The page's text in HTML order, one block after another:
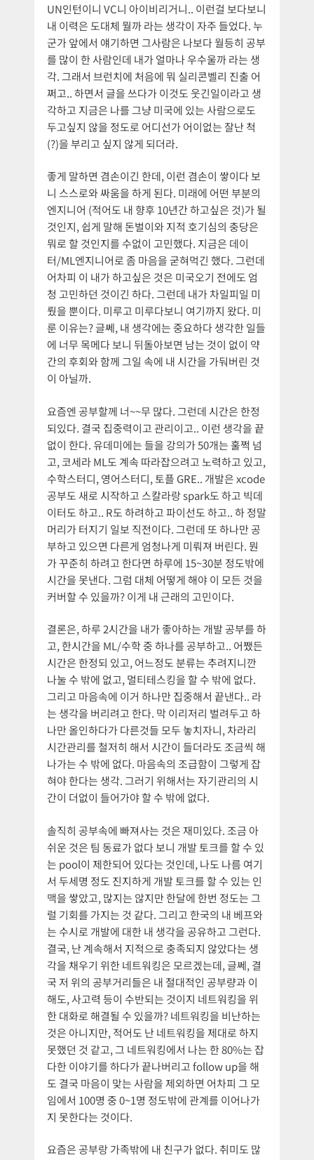
UN인턴이니 VC니 아이비리거니.. 이런걸 보다보니
내 이력은 도대체 뭘까 라는 생각이 자주 들었다. 누
군가 앞에서 얘기하면 그사람은 나보다 월등히 공부
를 많이 한 사람인데 내가 얼마나 우수울까 라는 생
각. 그래서 브런치에 처음에 뭐 실리콘벨리 진출 어
쩌고.. 하면서 글을 쓰다가 이것도 웃긴일이라고 생
각하고 지금은 나를 그냥 미국에 있는 사람으로도
두고싶지 않을 정도로 어디선가 어이없는 잘난 척
(?)을 부리고 싶지 않게 되더라.
좋게 말하면 겸손이긴 한데, 이런 겸손이 쌓이다 보
니 스스로와 싸움을 하게 된다. 미래에 어떤 부분의
엔지니어 (적어도 내 향후 10년간 하고싶은 것)가 될
것인지, 쉽게 말해 돈벌이와 지적 호기심의 충당은
뭐로 할 것인지를 수없이 고민했다. 지금은 데이
터/ML엔지니어로 좀 마음을 굳혀먹긴 했다. 그런데
어차피 이 내가 하고싶은 것은 미국오기 전에도 엄
청 고민하던 것이긴 하다. 그런데 내가 차일피일 미
뤘을 뿐이다. 미루고 미루다보니 여기까지 왔다. 미
룬 이유는? 글쎄, 내 생각에는 중요하다 생각한 일들
에 너무 목메다 보니 뒤돌아보면 남는 것이 없이 약
간의 후회와 함께 그일 속에 내 시간을 가둬버린 것
이 아닐까.
요즘엔 공부할께 너~~무 많다. 그런데 시간은 한정
되있다. 결국 집중력이고 관리이고.. 이런 생각을 끝
없이 한다. 유데미에는 들을 강의가 50개는 훌쩍 넘
고, 코세라 ML도 계속 따라잡으려고 노력하고 있고,
수학스터디, 영어스터디, 토플 GRE.. 개발은 xcode
공부도 새로 시작하고 스칼라랑 spark도 하고 빅데
이터도 하고.. R도 하려하고 파이선도 하고.. 하 정말
머리가 터지기 일보 직전이다. 그런데 또 하나만 공
부하고 있으면 다른게 엄청나게 미뤄져 버린다. 뭔
가 꾸준히 하려고 한다면 하루에 15~30분 정도밖에
시간을 못낸다. 그럼 대체 어떻게 해야 이 모든 것을
커버할 수 있을까? 이게 내 근래의 고민이다.
결론은, 하루 2시간을 내가 좋아하는 개발 공부를 하
고, 한시간을 ML/수학 중 하나를 공부하고.. 어쨌든
시간은 한정되 있고, 어느정도 분류는 추려지니깐
나눌 수 밖에 없고, 멀티테스킹을 할 수 밖에 없다.
그리고 마음속에 이거 하나만 집중해서 끝낸다.. 라
는 생각을 버리려고 한다. 막 이리저리 벌려두고 하
나만 올인하다가 다른것들 모두 놓치자니, 차라리
시간관리를 철저히 해서 시간이 들더라도 조금씩 해
나가는 수 밖에 없다. 마음속의 조급함이 그렇게 잡
혀야 한다는 생각. 그러기 위해서는 자기관리의 시
간이 더없이 들어가야 할 수 밖에 없다.
솔직히 공부속에 빠져사는 것은 재미있다. 조금 아
쉬운 것은 팀 동료가 없다 보니 개발 토크를 할 수 있
는 pool이 제한되어 있다는 것인데, 나도 나름 여기
서 두세명 정도 진지하게 개발 토크를 할 수 있는 인
맥을 쌓았고, 많지는 않지만 한달에 한번 정도는 그
럴 기회를 가지는 것 같다. 그리고 한국의 내 베프와
는 수시로 개발에 대한 내 생각을 공유하고 그런다.
결국, 난 계속해서 지적으로 충족되지 않았다는 생
각을 채우기 위한 네트워킹은 모르겠는데, 글쎄, 결
국 저 위의 공부거리들은 내 절대적인 공부량과 이
해도, 사고력 등이 수반되는 것이지 네트워킹을 위
한 대화로 해결될 수 있을까? 네트워킹을 비난하는
것은 아니지만, 적어도 난 네트워킹을 제대로 하지
못했던 것 같고, 그 네트워킹에서 나는 한 80%는 잡
다한 이야기를 하다가 끝나버리고 follow up을 해
도 결국 마음이 맞는 사람을 제외하면 어차피 그 모
임에서 100명 중 0~1명 정도밖에 관계를 이어나가
지 못한다는 것이다.
요즘은 공부랑 가족밖에 내 친구가 없다. 취미도 많